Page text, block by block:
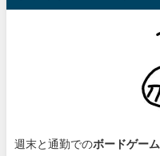
週末と通勤でのボードゲーム